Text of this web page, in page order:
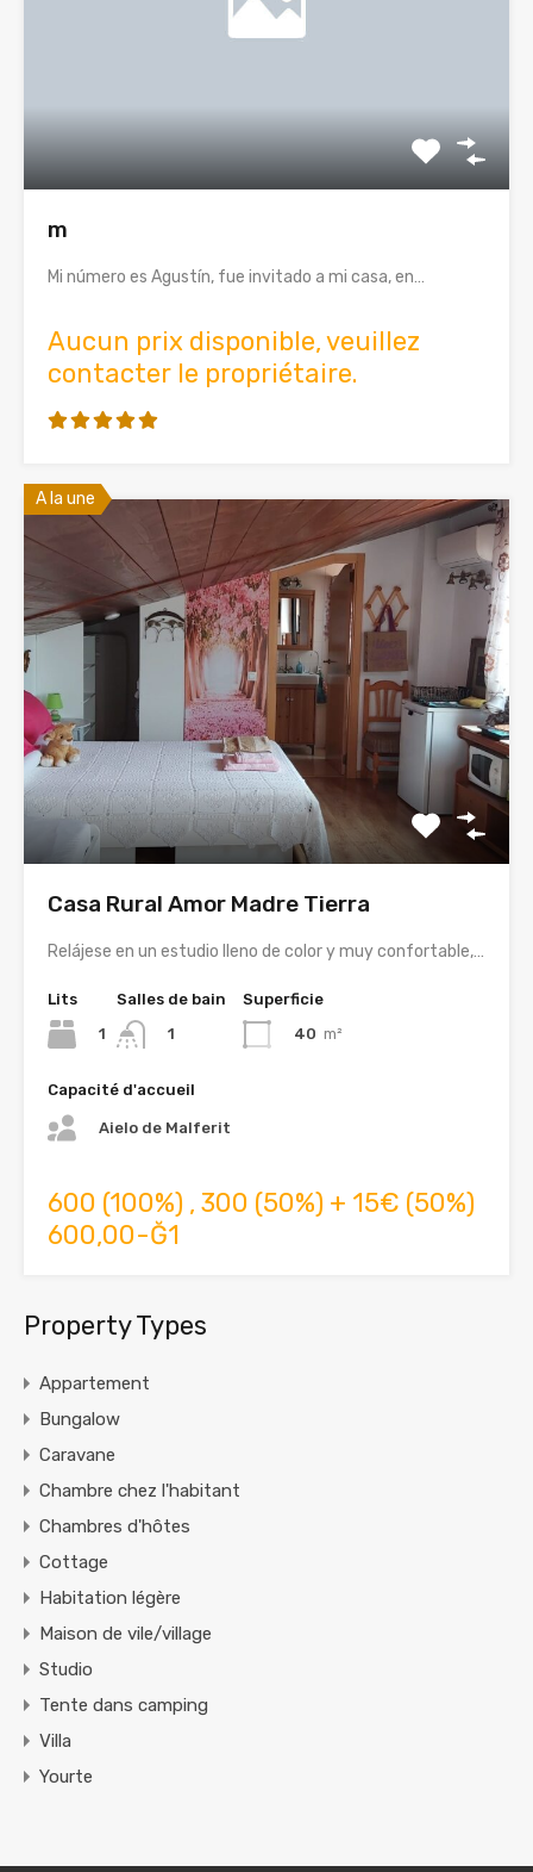
m
Mi número es Agustín, fue invitado a mi casa, en…
Aucun prix disponible, veuillez
contacter le propriétaire.
A la une
Casa Rural Amor Madre Tierra
Relájese en un estudio lleno de color y muy confortable,…
Lits
1
Salles de bain
1
Superficie
40 m²
Capacité d'accueil
Aielo de Malferit
600 (100%) , 300 (50%) + 15€ (50%)
600,00-Ğ1
Property Types
Appartement
Bungalow
Caravane
Chambre chez l'habitant
Chambres d'hôtes
Cottage
Habitation légère
Maison de vile/village
Studio
Tente dans camping
Villa
Yourte